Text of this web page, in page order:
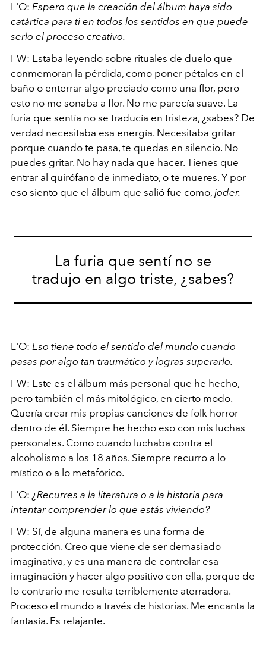
L'O: Espero que la creación del álbum haya sido
catártica para ti en todos los sentidos en que puede
serlo el proceso creativo.
FW: Estaba leyendo sobre rituales de duelo que
conmemoran la pérdida, como poner pétalos en el
baño o enterrar algo preciado como una flor, pero
esto no me sonaba a flor. No me parecía suave. La
furia que sentía no se traducía en tristeza, ¿sabes? De
verdad necesitaba esa energía. Necesitaba gritar
porque cuando te pasa, te quedas en silencio. No
puedes gritar. No hay nada que hacer. Tienes que
entrar al quirófano de inmediato, o te mueres. Y por
eso siento que el álbum que salió fue como, joder.
La furia que sentí no se
tradujo en algo triste, ¿sabes?
L'O: Eso tiene todo el sentido del mundo cuando
pasas por algo tan traumático y logras superarlo.
FW: Este es el álbum más personal que he hecho,
pero también el más mitológico, en cierto modo.
Quería crear mis propias canciones de folk horror
dentro de él. Siempre he hecho eso con mis luchas
personales. Como cuando luchaba contra el
alcoholismo a los 18 años. Siempre recurro a lo
místico o a lo metafórico.
L'O: ¿Recurres a la literatura o a la historia para
intentar comprender lo que estás viviendo?
FW: Sí, de alguna manera es una forma de
protección. Creo que viene de ser demasiado
imaginativa, y es una manera de controlar esa
imaginación y hacer algo positivo con ella, porque de
lo contrario me resulta terriblemente aterradora.
Proceso el mundo a través de historias. Me encanta la
fantasía. Es relajante.